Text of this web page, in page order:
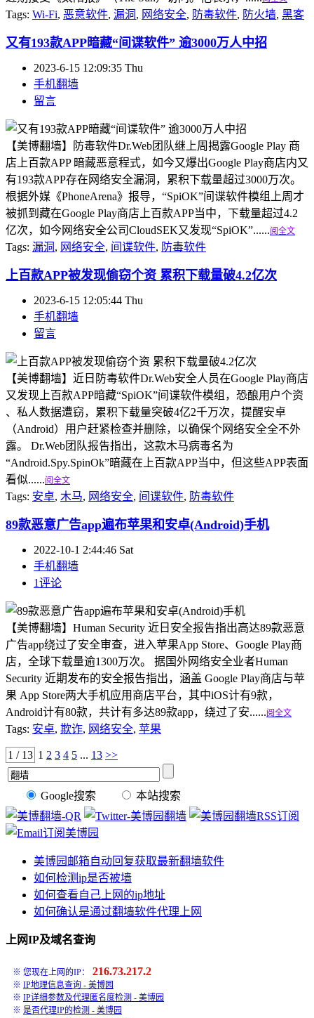
Tags: Wi-Fi, 恶意软件, 漏洞 , 网络安全, 防毒软件, 防火墙, 黑客
又有193款APP暗藏“间谍软件” 逾3000万人中招
2023-6-15 12:09:35 Thu
手机翻墙
留言
【美博翻墙】防毒软件Dr.Web团队继上周揭露Google Play 商
店上百款APP 暗藏恶意程式，如今又爆出Google Play商店内又
有193款APP存在网络安全漏洞，累积下载量超过3000万次。
根据外媒《PhoneArena》报导，“SpiOK”间谍软件模组上周才
被抓到藏在Google Play商店上百款APP当中，下载量超过4.2
亿次，如今网络安全公司CloudSEK又发现“SpiOK”......阅全文
Tags: 漏洞 , 网络安全, 间谍软件, 防毒软件
上百款APP被发现偷窃个资 累积下载量破4.2亿次
2023-6-15 12:05:44 Thu
手机翻墙
留言
【美博翻墙】近日防毒软件Dr.Web安全人员在Google Play商店
又发现上百款APP暗藏“SpiOK”间谍软件模组，恐酿用户个资
、私人数据遭窃，累积下载量突破4亿2千万次，提醒安卓
（Android）用户赶紧检查并删除，以确保个网络安全全不外
露。 Dr.Web团队报告指出，这款木马病毒名为
“Android.Spy.SpinOk”暗藏在上百款APP当中，但这些APP表面
看似......阅全文
Tags: 安卓, 木马, 网络安全, 间谍软件, 防毒软件
89款恶意广告app遍布苹果和安卓(Android)手机
2022-10-1 2:44:46 Sat
手机翻墙
1评论
【美博翻墙】Human Security 近日安全报告指出高达89款恶意
广告app绕过了安全审查，进入苹果App Store、Google Play商
店，全球下载量逾1300万次。 据国外网络安全业者Human
Security 近期发布的安全报告指出，涵盖 Google Play商店与苹
果 App Store两大手机应用商店平台，其中iOS计有9款，
Android计有80款，共计有多达89款app，绕过了安......阅全文
Tags: 安卓, 欺诈, 网络安全, 苹果
1 / 13 1 2 3 4 5 ... 13 >>
Google搜索 本站搜索
美博园邮箱自动回复获取最新翻墙软件
如何检测ip是否被墙
如何查看自己上网的ip地址
如何确认是通过翻墙软件代理上网
上网IP及域名查询
※ 您现在上网的IP： 216.73.217.2
※ IP地理信息查询 - 美博园
※ IP详细参数及代理匿名度检测 - 美博园
※ 是否代理IP的检测 - 美博园